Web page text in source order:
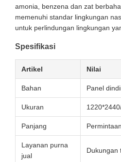
amonia, benzena dan zat
memenuhi standar lingkungan
untuk perlindungan lingkungan
Spesifikasi
Artikel Nilai
Bahan Panel
Ukuran
Panjang
Layanan purna
jual
Dukungan